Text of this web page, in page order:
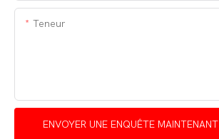
Teneur
ENVOYER UNE ENQUÊTE MAINTENANT